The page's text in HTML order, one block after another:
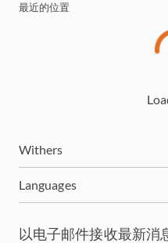
最近的位置
Withers
Languages
以电子邮件接收最新消